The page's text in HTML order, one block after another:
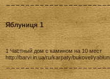
Яблуниця 1
1 Частный дом c камином на 10 мест
http://barvi.in.ua/ru/karpaty/bukovel/